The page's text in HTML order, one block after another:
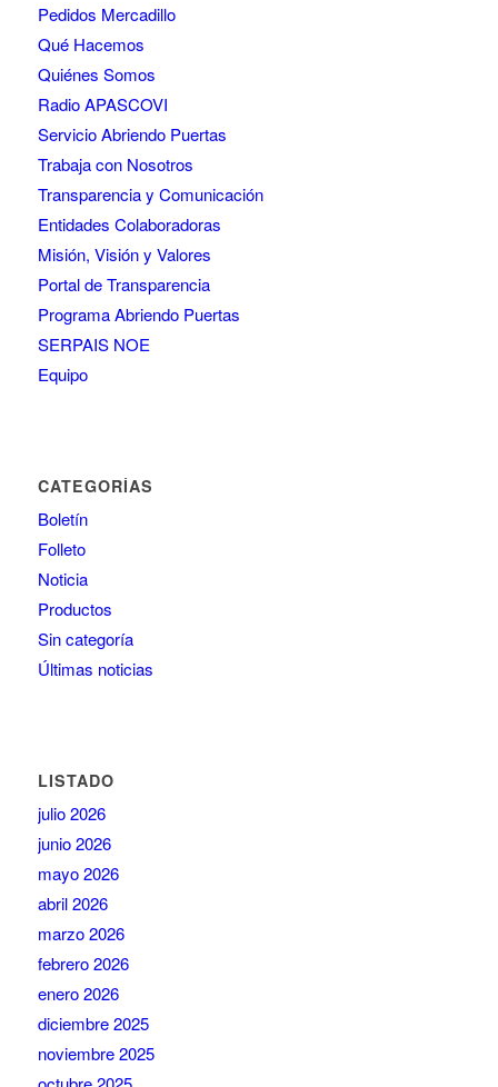
Pedidos Mercadillo
Qué Hacemos
Quiénes Somos
Radio APASCOVI
Servicio Abriendo Puertas
Trabaja con Nosotros
Transparencia y Comunicación
Entidades Colaboradoras
Misión, Visión y Valores
Portal de Transparencia
Programa Abriendo Puertas
SERPAIS NOE
Equipo
CATEGORÍAS
Boletín
Folleto
Noticia
Productos
Sin categoría
Últimas noticias
LISTADO
julio 2026
junio 2026
mayo 2026
abril 2026
marzo 2026
febrero 2026
enero 2026
diciembre 2025
noviembre 2025